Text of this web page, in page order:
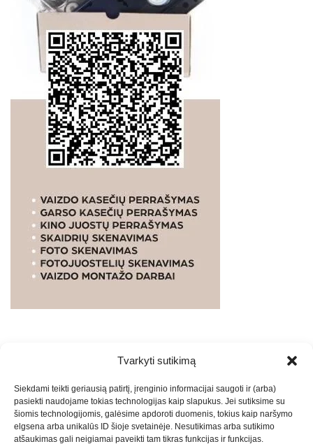
Tvarkyti sutikimą
Siekdami teikti geriausią patirtį, įrenginio informacijai saugoti ir (arba)
pasiekti naudojame tokias technologijas kaip slapukus. Jei sutiksime su
šiomis technologijomis, galėsime apdoroti duomenis, tokius kaip naršymo
elgsena arba unikalūs ID šioje svetainėje. Nesutikimas arba sutikimo
atšaukimas gali neigiamai paveikti tam tikras funkcijas ir funkcijas.
PASLAUGOS. SEO tekstų rašymas, turinio kūrimas,
straipsnių rašymas ir talpinimas į mūsų valdomas
svetaines.2026Armijai.LTTheme: Express News ByAdore